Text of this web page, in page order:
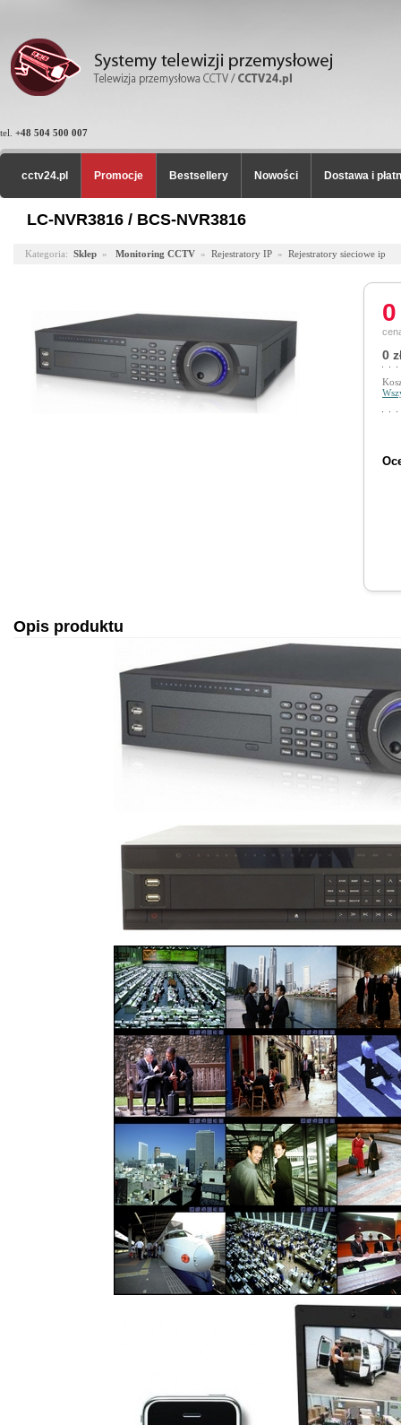
tel. +48 504 500 007
cctv24.pl Promocje Bestsellery Nowości Dostawa i
LC-NVR3816 / BCS-NVR3816
Kategoria: Sklep » Monitoring CCTV » Rejestratory IP » Rejestratory sieciowe ip
0
0
Opis produktu